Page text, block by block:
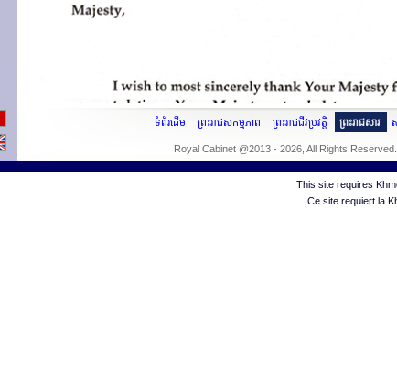
ទំព័រដើម ព្រះរាជសកម្មភាព ព្រះរាជជីវប្រវត្តិ ព្រះរាជសារ
Royal Cabinet @2013 - 2026, All Rights Reserved.
This site requires
Ce site requiert la